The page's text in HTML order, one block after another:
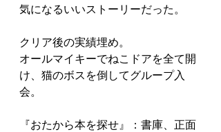
気になるいいストーリーだった。
クリア後の実績埋め。
オールマイキーでねこドアを全て開
け、猫のボスを倒してグループ入
会。
『おたから本を探せ』：書庫、正面